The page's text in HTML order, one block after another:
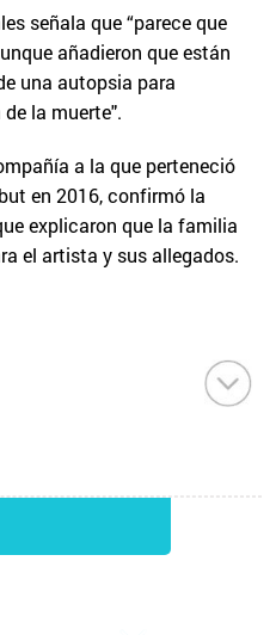
señala que “parece que
añadieron que están
una autopsia para
la muerte".
a la que perteneció
en 2016, confirmó la
explicaron que la familia
el artista y sus allegados.